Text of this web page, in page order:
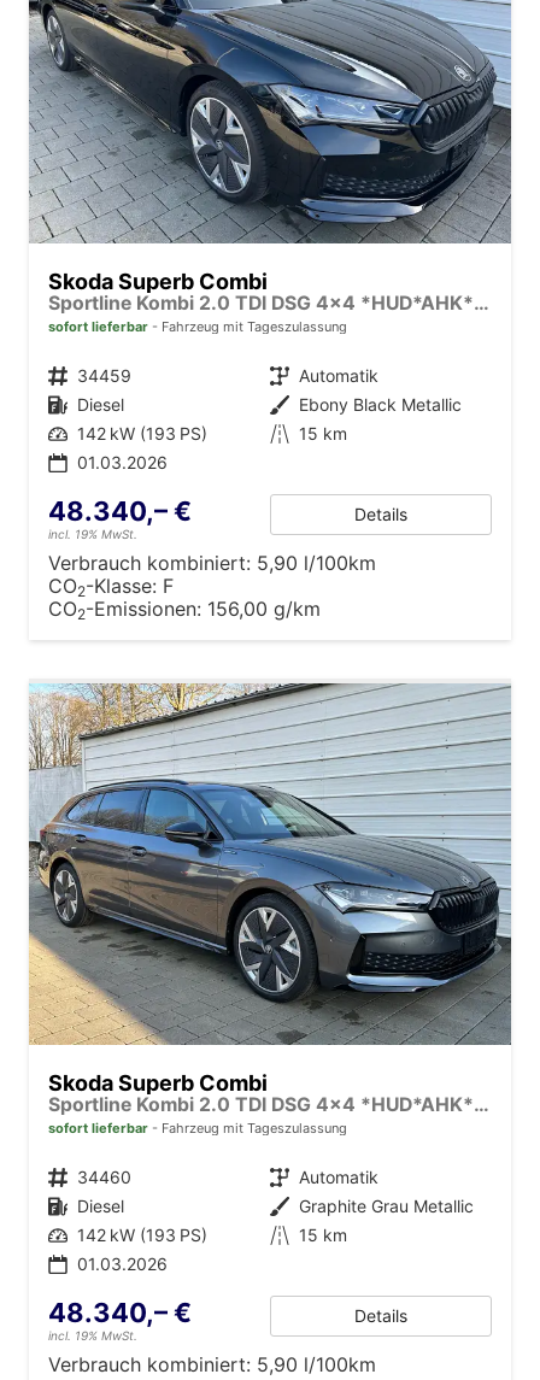
Skoda Superb Combi
Sportline Kombi 2.0 TDI DSG 4x4 *HUD*AHK*Navi*Matrix*AssistenzPlus*NAVI*E-Heck*Keyless
sofort lieferbar Fahrzeug mit Tageszulassung
Fahrzeugnr. 34459 Getriebe Automatik
Kraftstoff Diesel Außenfarbe Ebony Black Metallic
Leistung 142 kW (193 PS) Kilometerstand 15 km
01.03.2026
48.340,– €
incl. 19% MwSt.
Details
Verbrauch kombiniert: 5,90 l/100km
CO2-Klasse: F
CO2-Emissionen: 156,00 g/km
Skoda Superb Combi
Sportline Kombi 2.0 TDI DSG 4x4 *HUD*AHK*Navi*Matrix*AssistenzPlus*NAVI*E-Heck*Keyless
sofort lieferbar Fahrzeug mit Tageszulassung
Fahrzeugnr. 34460 Getriebe Automatik
Kraftstoff Diesel Außenfarbe Graphite Grau Metallic
Leistung 142 kW (193 PS) Kilometerstand 15 km
01.03.2026
48.340,– €
incl. 19% MwSt.
Details
Verbrauch kombiniert: 5,90 l/100km